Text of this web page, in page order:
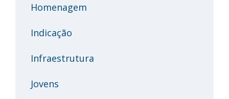
Homenagem
Indicação
Infraestrutura
Jovens